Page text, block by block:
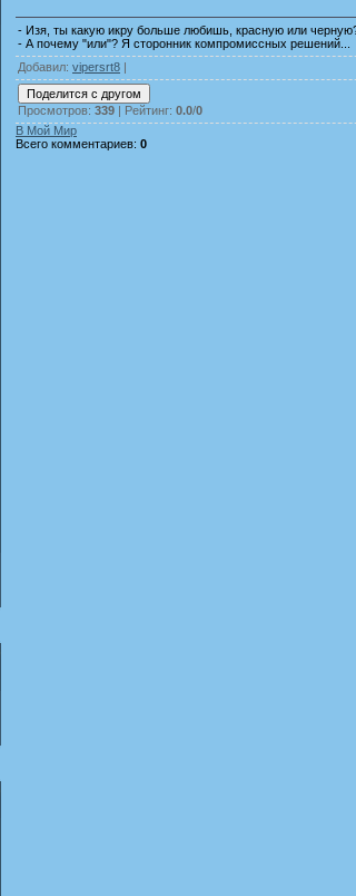
- Изя, ты какую икру больше любишь, красную или
- А почему "или"? Я сторонник компромиссных решений...
Добавил: vipersrt8 |
Просмотров: 339 | Рейтинг: 0.0/0
В Мой Мир
Всего комментариев: 0